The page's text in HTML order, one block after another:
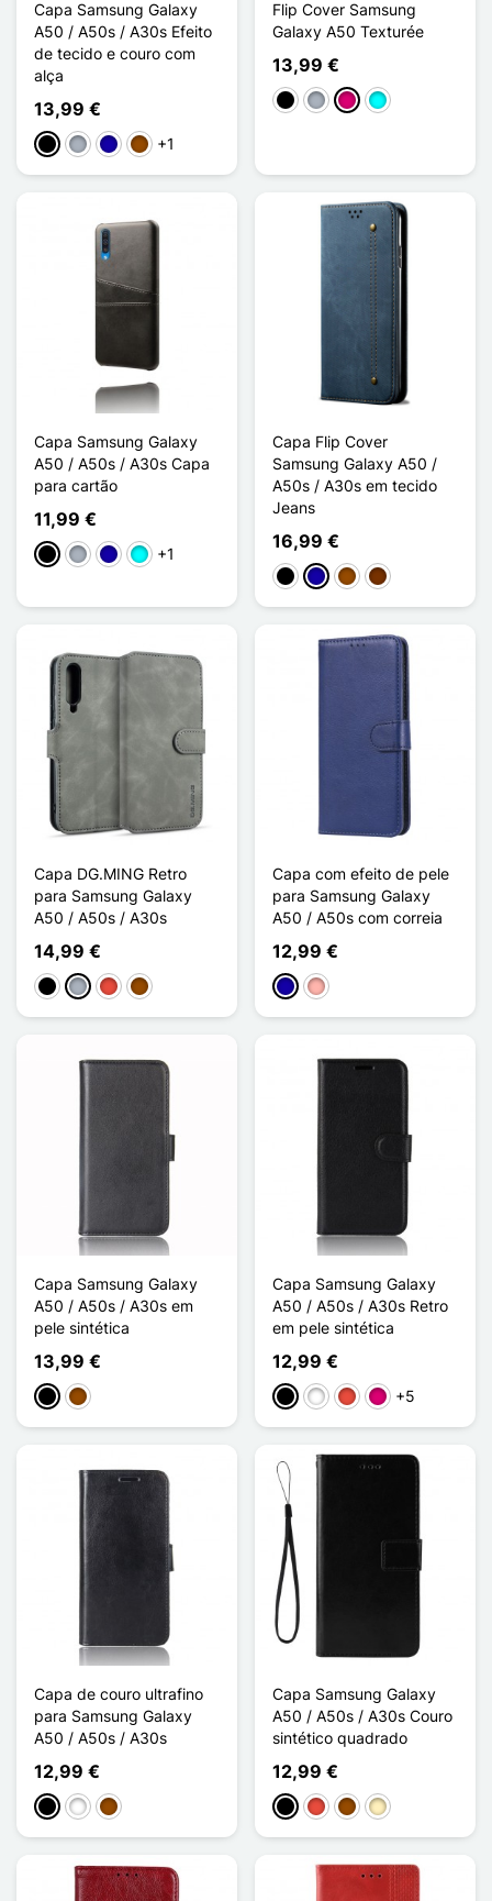
Capa Samsung Galaxy
A50 / A50s / A30s Efeito
de tecido e couro com
alça
13,99 €
PretoCinzentoAzul Escuro
Castanho
+1
Flip Cover Samsung
Galaxy A50 Texturée
13,99 €
PretoCinzento
Magenta
Ciano
Capa Samsung Galaxy
A50 / A50s / A30s Capa
para cartão
11,99 €
PretoCinzentoAzul Escuro
Ciano
+1
Capa Flip Cover
Samsung Galaxy A50 /
A50s / A30s em tecido
Jeans
16,99 €
PretoAzul Escuro
Castanho
Café
Capa DG.MING Retro
para Samsung Galaxy
A50 / A50s / A30s
14,99 €
PretoCinzento
VermelhoCastanho
Capa com efeito de pele
para Samsung Galaxy
A50 / A50s com correia
12,99 €
Azul Escuro
Ouro rosa
Capa Samsung Galaxy
A50 / A50s / A30s em
pele sintética
13,99 €
PretoCastanho
Capa Samsung Galaxy
A50 / A50s / A30s Retro
em pele sintética
12,99 €
PretoBrancoVermelho
Magenta
+5
Capa de couro ultrafino
para Samsung Galaxy
A50 / A50s / A30s
12,99 €
PretoBrancoCastanho
Capa Samsung Galaxy
A50 / A50s / A30s Couro
sintético quadrado
12,99 €
PretoVermelho
Castanho
Ouro